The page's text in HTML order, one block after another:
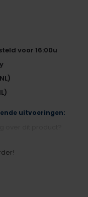
voor 16:00u
uitvoeringen: